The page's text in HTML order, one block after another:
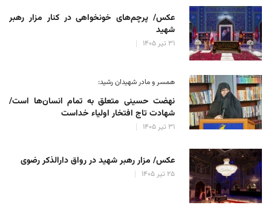
عکس/ پرچم‌های خونخواهی در کنار مزار رهبر
شهید
۳۱ تیر ۱۴۰۵
همسر و مادر شهیدان رشید:
نهضت حسینی متعلق به تمام انسان‌ها است/
شهادت تاج افتخار اولیاء خداست
۳۱ تیر ۱۴۰۵
عکس/ مزار رهبر شهید در رواق دارالذکر رضوی
۲۵ تیر ۱۴۰۵